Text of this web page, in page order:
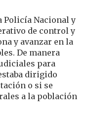
Policía Nacional y
de control y
y avanzar en la
De manera
para
dirigido
o si se
a la población